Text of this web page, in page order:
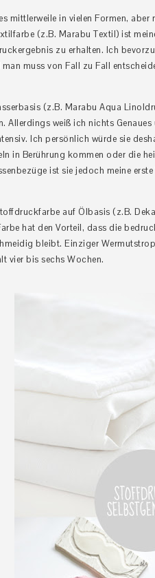
mittlerweile in vielen Formen,
(z.B. Marabu Textil) ist
zu erhalten. Ich
muss von Fall zu Fall
(z.B. Marabu Aqua
Allerdings weiß ich nichts
Ich persönlich würde sie
in Berührung kommen oder die
ist sie jedoch meine erste
auf Ölbasis (z.B.
hat den Vorteil, dass die
bleibt. Einziger
vier bis sechs Wochen.